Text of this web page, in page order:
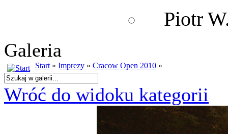
Piotr
Galeria
Start » Imprezy » Cracow Open 2010 »
Wróć do widoku kategorii